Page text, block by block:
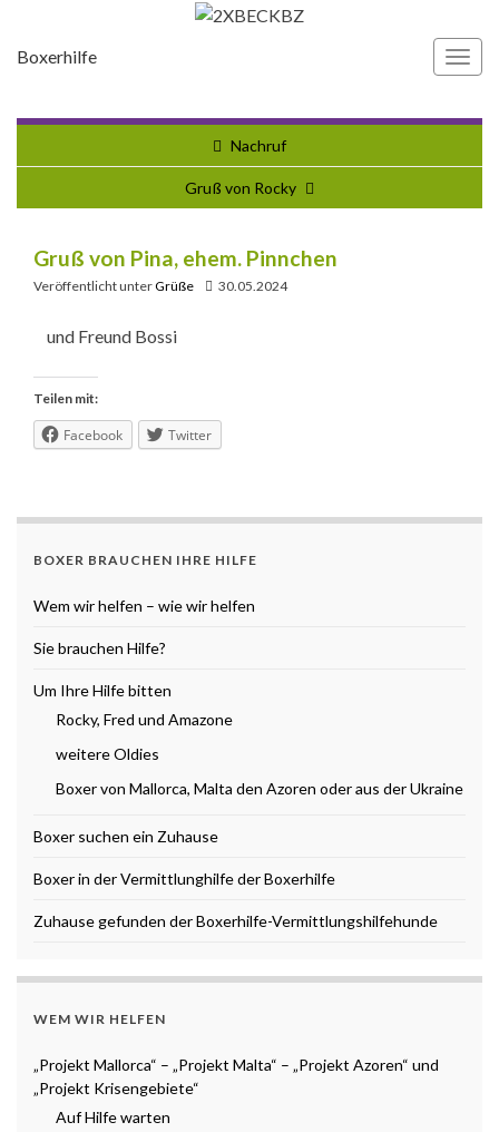
Boxerhilfe
Nachruf
Gruß von Rocky
Gruß von Pina, ehem. Pinnchen
Veröffentlicht unterGrüße 30.05.2024
und Freund Bossi
Teilen mit:
Facebook Twitter
BOXER BRAUCHEN IHRE HILFE
Wem wir helfen – wie wir helfen
Sie brauchen Hilfe?
Um Ihre Hilfe bitten
Rocky, Fred und Amazone
weitere Oldies
Boxer von Mallorca, Malta den Azoren oder aus der Ukraine
Boxer suchen ein Zuhause
Boxer in der Vermittlunghilfe der Boxerhilfe
Zuhause gefunden der Boxerhilfe-Vermittlungshilfehunde
WEM WIR HELFEN
„Projekt Mallorca“ – „Projekt Malta“ – „Projekt Azoren“ und
„Projekt Krisengebiete“
Auf Hilfe warten